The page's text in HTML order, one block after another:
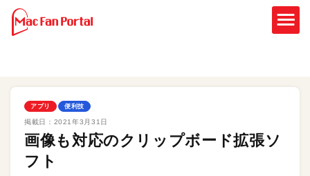
アプリ 便利技
掲載日： 2021年3月31日
画像も対応のクリップボード拡張ソ
フト